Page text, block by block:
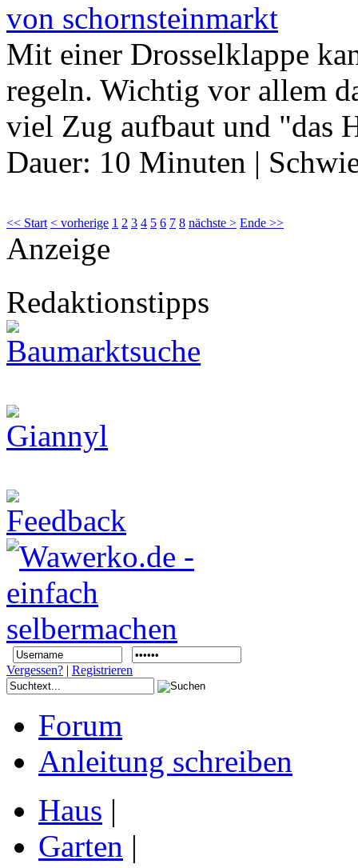
von schornsteinmarkt
Mit einer Drosselklappe
regeln. Wichtig vor allem
viel Zug aufbaut und "das
Dauer: 10 Minuten |
<< Start < vorherige 1 2 3 4 5 6 7 8 nächste > Ende >>
Anzeige
Redaktionstipps
Vergessen? | Registrieren
Forum
Anleitung schreiben
Haus |
Garten |